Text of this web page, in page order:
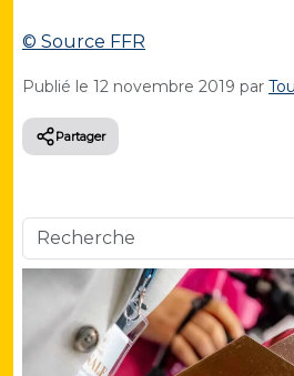
© Source FFR
Publié le 12 novembre 2019 par
Partager